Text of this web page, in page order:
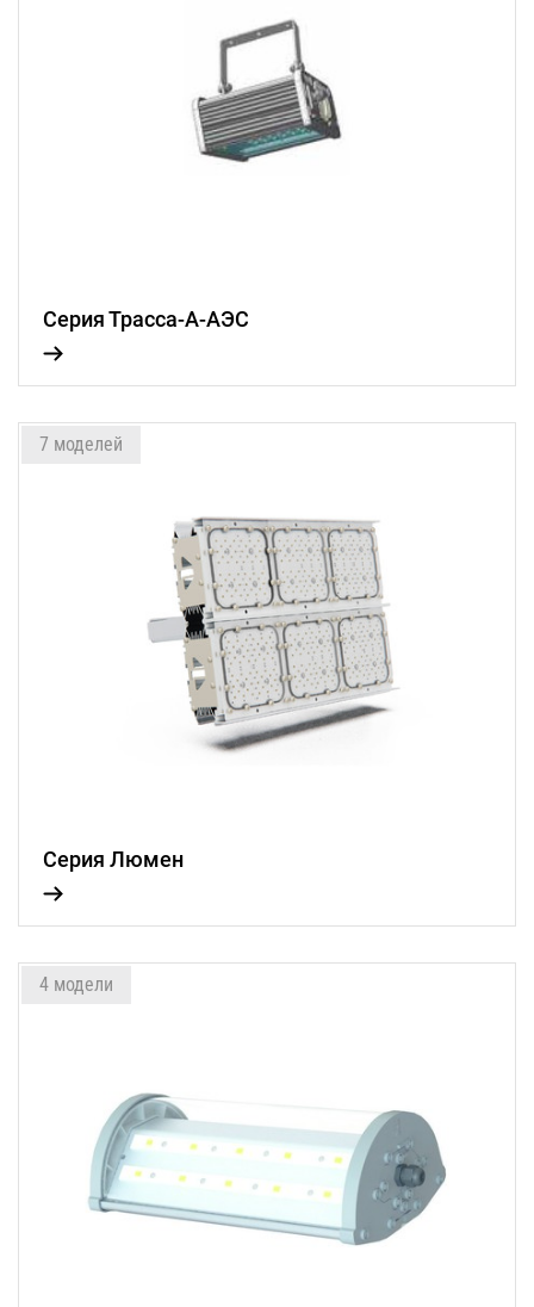
Серия Трасса-А-АЭС
7 моделей
Серия Люмен
4 модели